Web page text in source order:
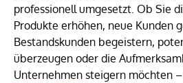
professionell umgesetzt. Ob Sie
Produkte erhöhen, neue Kunden
Bestandskunden begeistern,
überzeugen oder die
Unternehmen steigern möchten